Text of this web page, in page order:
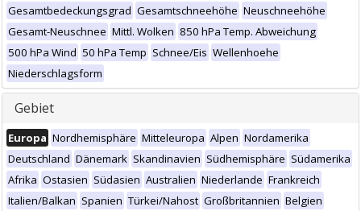
Gesamtbedeckungsgrad Gesamtschneehöhe Neuschneehöhe
Gesamt-Neuschnee Mittl. Wolken 850 hPa Temp. Abweichung
500 hPa Wind 50 hPa Temp Schnee/Eis Wellenhoehe
Niederschlagsform
Gebiet
Europa Nordhemisphäre Mitteleuropa Alpen Nordamerika
Deutschland Dänemark Skandinavien Südhemisphäre Südamerika
Afrika Ostasien Südasien Australien Niederlande Frankreich
Italien/Balkan Spanien Türkei/Nahost Großbritannien Belgien